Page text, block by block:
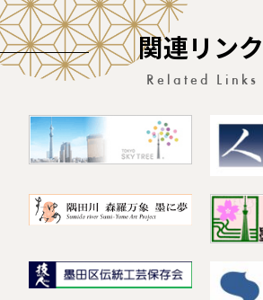
関連リンク
Related Links